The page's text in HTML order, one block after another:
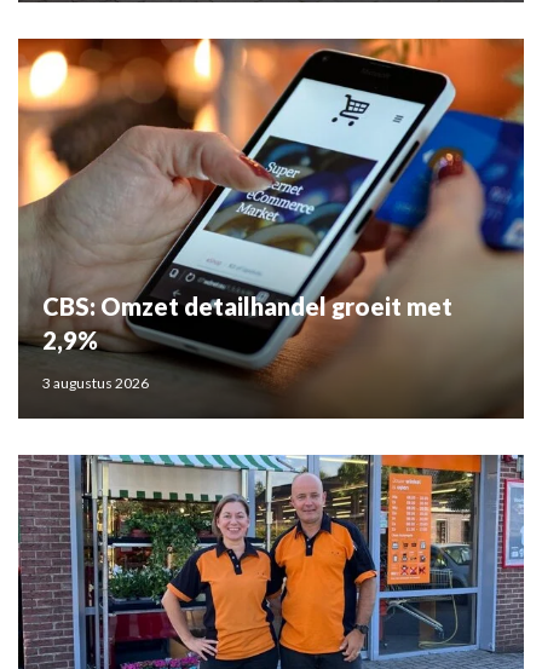
CBS: Omzet detailhandel groeit met
2,9%
3 augustus 2026